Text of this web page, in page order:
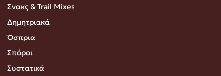
Σνακς & Trail Mixes
Δημητριακά
Όσπρια
Σπόροι
Συστατικά